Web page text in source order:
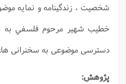
مجموعه آثار و سخنراني هاي
فيلم، صدا و.. با قابلیت
فلسفی